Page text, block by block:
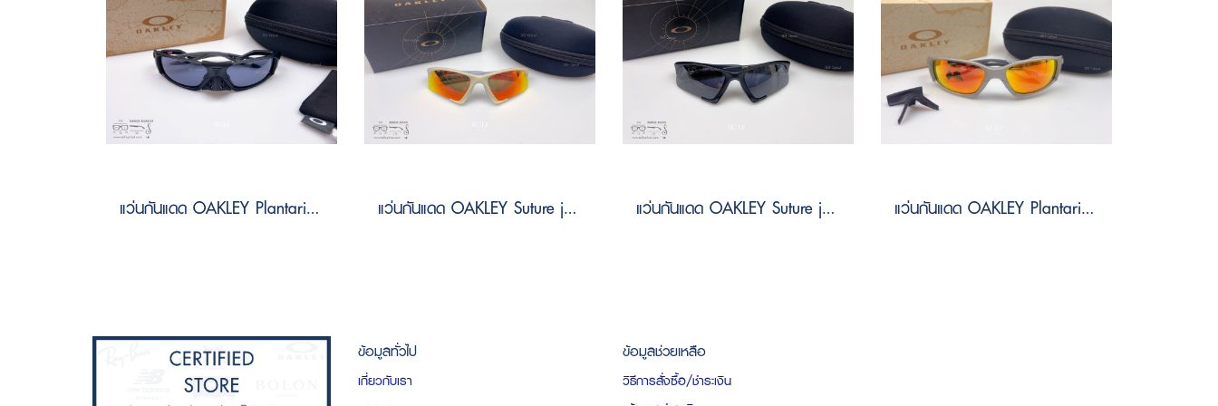
แว่นกันแดด OAKLEY Plantaris sq OO9529 95290161 Size 61 แว่นกันแดด OAKLEY Suture jacket OO9532 953207 Size 64 แว่นกันแดด OAKLEY Suture jacket OO9532 953201 Size 64 แว่นกันแดด OAKLEY Plantaris sq OO9529 95290561 Size 61
ข้อมูลทั่วไป
เกี่ยวกับเรา
ข้อมูลช่วยเหลือ
วิธีการสั่งซื้อ/ชำระเงิน